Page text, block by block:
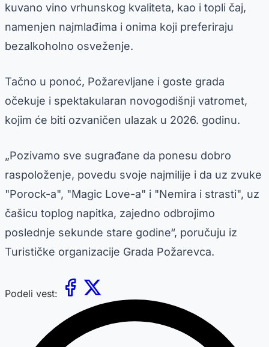
kuvano vino vrhunskog kvaliteta, kao i topli čaj,
namenjen najmlađima i onima koji preferiraju
bezalkoholno osveženje.
Tačno u ponoć, Požarevljane i goste grada
očekuje i spektakularan novogodišnji vatromet,
kojim će biti ozvaničen ulazak u 2026. godinu.
„Pozivamo sve sugrađane da ponesu dobro
raspoloženje, povedu svoje najmilije i da uz zvuke
"Porock-a", "Magic Love-a" i "Nemira i strasti", uz
čašicu toplog napitka, zajedno odbrojimo
poslednje sekunde stare godine“, poručuju iz
Turističke organizacije Grada Požarevca.
Podeli vest: